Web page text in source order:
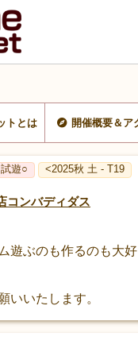
トとは 開催概要＆ア
試遊○ <2025秋 土 - T19
コンバディダス
遊ぶのも作るのも大
いいたします。